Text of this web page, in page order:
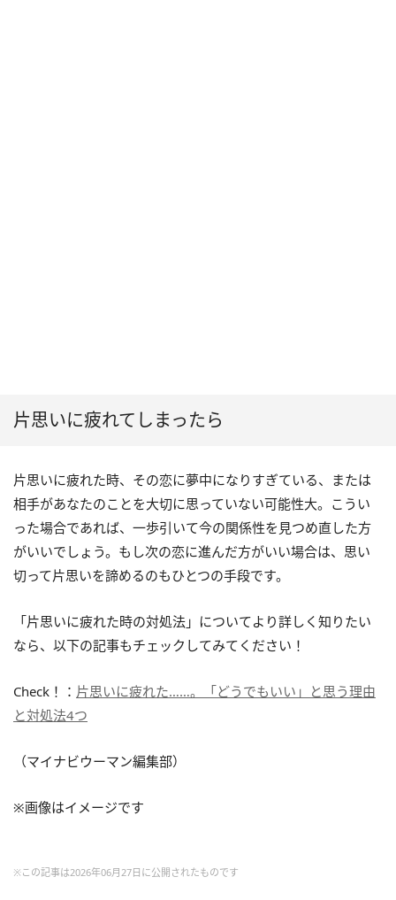
片思いに疲れてしまったら
片思いに疲れた時、その恋に夢中になりすぎている、または
相手があなたのことを大切に思っていない可能性大。こうい
った場合であれば、一歩引いて今の関係性を見つめ直した方
がいいでしょう。もし次の恋に進んだ方がいい場合は、思い
切って片思いを諦めるのもひとつの手段です。
「片思いに疲れた時の対処法」についてより詳しく知りたい
なら、以下の記事もチェックしてみてください！
Check！： 片思いに疲れた……。「どうでもいい」と思う理由
と対処法4つ
（マイナビウーマン編集部）
※画像はイメージです
※この記事は2026年06月27日に公開されたものです